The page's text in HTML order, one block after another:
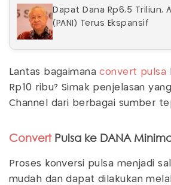
Dapat Dana Rp6,5 Triliun,
(PANI) Terus Ekspansif
Lantas bagaimanaconvert pulsa
Rp10 ribu? Simak penjelasan
Channel dari berbagai sumber
ConvertPulsa ke DANA
Proses konversi pulsa menjadi
mudah dan dapat dilakukan